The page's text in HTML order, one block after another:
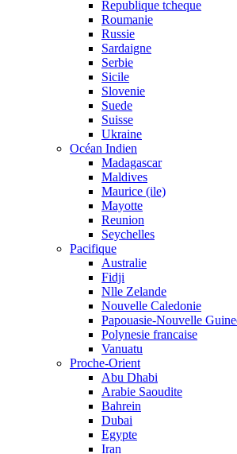
Republique tcheque
Roumanie
Russie
Sardaigne
Serbie
Sicile
Slovenie
Suede
Suisse
Ukraine
Océan Indien
Madagascar
Maldives
Maurice (ile)
Mayotte
Reunion
Seychelles
Pacifique
Australie
Fidji
Nlle Zelande
Nouvelle Caledonie
Papouasie-Nouvelle
Polynesie francaise
Vanuatu
Proche-Orient
Abu Dhabi
Arabie Saoudite
Bahrein
Dubai
Egypte
Iran